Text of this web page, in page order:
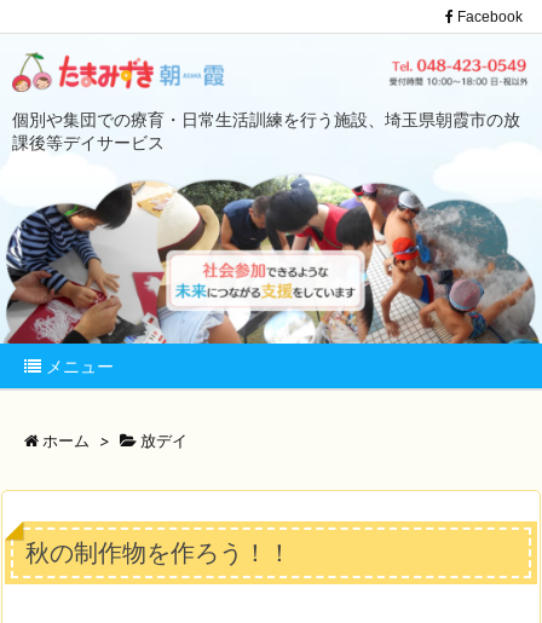
個別や集団での療育・日常生活訓練を行う施設、埼玉県朝霞市の放
課後等デイサービス
メニュー
Facebook
ホーム > 放デイ
秋の制作物を作ろう！！